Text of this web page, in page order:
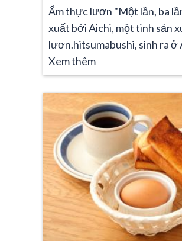
Ẩm thực lươn "Một lần, ba
xuất bởi Aichi, một tinh sản
lươn.hitsumabushi, sinh ra
Xem thêm